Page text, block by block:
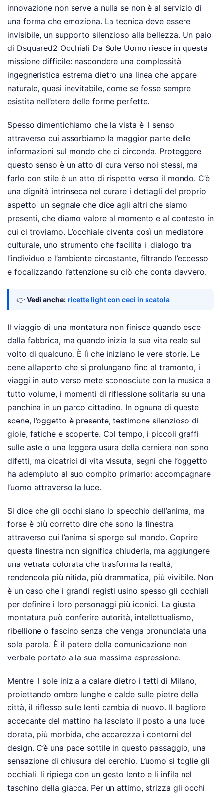
innovazione non serve a nulla se non è al servizio di
una forma che emoziona. La tecnica deve essere
invisibile, un supporto silenzioso alla bellezza. Un paio
di Dsquared2 Occhiali Da Sole Uomo riesce in questa
missione difficile: nascondere una complessità
ingegneristica estrema dietro una linea che appare
naturale, quasi inevitabile, come se fosse sempre
esistita nell’etere delle forme perfette.
Spesso dimentichiamo che la vista è il senso
attraverso cui assorbiamo la maggior parte delle
informazioni sul mondo che ci circonda. Proteggere
questo senso è un atto di cura verso noi stessi, ma
farlo con stile è un atto di rispetto verso il mondo. C’è
una dignità intrinseca nel curare i dettagli del proprio
aspetto, un segnale che dice agli altri che siamo
presenti, che diamo valore al momento e al contesto in
cui ci troviamo. L’occhiale diventa così un mediatore
culturale, uno strumento che facilita il dialogo tra
l’individuo e l’ambiente circostante, filtrando l’eccesso
e focalizzando l’attenzione su ciò che conta davvero.
👉 Vedi anche: ricette light con ceci in scatola
Il viaggio di una montatura non finisce quando esce
dalla fabbrica, ma quando inizia la sua vita reale sul
volto di qualcuno. È lì che iniziano le vere storie. Le
cene all’aperto che si prolungano fino al tramonto, i
viaggi in auto verso mete sconosciute con la musica a
tutto volume, i momenti di riflessione solitaria su una
panchina in un parco cittadino. In ognuna di queste
scene, l’oggetto è presente, testimone silenzioso di
gioie, fatiche e scoperte. Col tempo, i piccoli graffi
sulle aste o una leggera usura della cerniera non sono
difetti, ma cicatrici di vita vissuta, segni che l’oggetto
ha adempiuto al suo compito primario: accompagnare
l’uomo attraverso la luce.
Si dice che gli occhi siano lo specchio dell’anima, ma
forse è più corretto dire che sono la finestra
attraverso cui l’anima si sporge sul mondo. Coprire
questa finestra non significa chiuderla, ma aggiungere
una vetrata colorata che trasforma la realtà,
rendendola più nitida, più drammatica, più vivibile. Non
è un caso che i grandi registi usino spesso gli occhiali
per definire i loro personaggi più iconici. La giusta
montatura può conferire autorità, intellettualismo,
ribellione o fascino senza che venga pronunciata una
sola parola. È il potere della comunicazione non
verbale portato alla sua massima espressione.
Mentre il sole inizia a calare dietro i tetti di Milano,
proiettando ombre lunghe e calde sulle pietre della
città, il riflesso sulle lenti cambia di nuovo. Il bagliore
accecante del mattino ha lasciato il posto a una luce
dorata, più morbida, che accarezza i contorni del
design. C’è una pace sottile in questo passaggio, una
sensazione di chiusura del cerchio. L’uomo si toglie gli
occhiali, li ripiega con un gesto lento e li infila nel
taschino della giacca. Per un attimo, strizza gli occhi